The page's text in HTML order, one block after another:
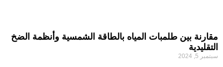
مقارنة بين طلمبات المياه بالطاقة الشمسية وأنظمة الضخ
التقليدية
سبتمبر 5, 2024